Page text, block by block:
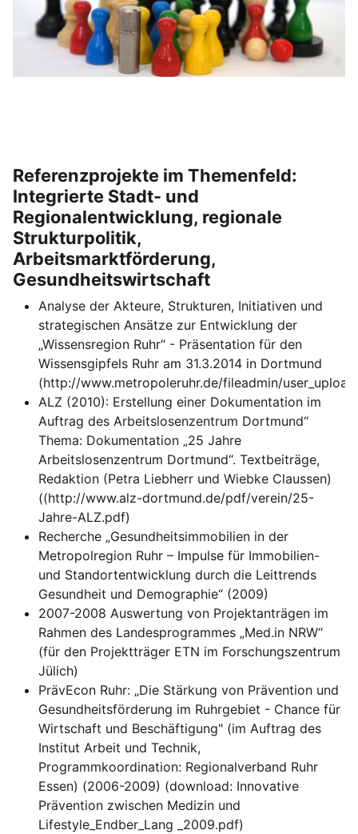
Referenzprojekte im Themenfeld:
Integrierte Stadt- und
Regionalentwicklung, regionale
Strukturpolitik,
Arbeitsmarktförderung,
Gesundheitswirtschaft
Analyse der Akteure, Strukturen, Initiativen und
strategischen Ansätze zur Entwicklung der
„Wissensregion Ruhr“ - Präsentation für den
Wissensgipfels Ruhr am 31.3.2014 in Dortmund
(http://www.metropoleruhr.de/fileadmin/
ALZ (2010): Erstellung einer Dokumentation im
Auftrag des Arbeitslosenzentrum Dortmund“
Thema: Dokumentation „25 Jahre
Arbeitslosenzentrum Dortmund“. Textbeiträge,
Redaktion (Petra Liebherr und Wiebke Claussen)
((http://www.alz-dortmund.de/pdf/verein/25-
Jahre-ALZ.pdf)
Recherche „Gesundheitsimmobilien in der
Metropolregion Ruhr – Impulse für Immobilien-
und Standortentwicklung durch die Leittrends
Gesundheit und Demographie“ (2009)
2007-2008 Auswertung von Projektanträgen im
Rahmen des Landesprogrammes „Med.in NRW“
(für den Projektträger ETN im Forschungszentrum
Jülich)
PrävEcon Ruhr: „Die Stärkung von Prävention und
Gesundheitsförderung im Ruhrgebiet - Chance für
Wirtschaft und Beschäftigung" (im Auftrag des
Institut Arbeit und Technik,
Programmkoordination: Regionalverband Ruhr
Essen) (2006-2009) (download: Innovative
Prävention zwischen Medizin und
Lifestyle_Endber_Lang _2009.pdf)